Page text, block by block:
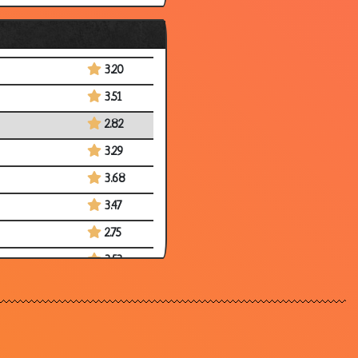
3.34
3.20
3.51
2.82
3.29
3.68
3.47
2.75
3.53